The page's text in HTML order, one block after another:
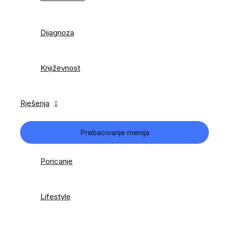
Dijagnoza
Književnost
Rješenja
Prebacivanje menija
Poricanje
Lifestyle